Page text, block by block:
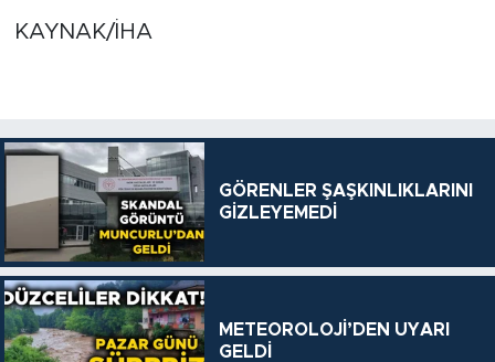
KAYNAK/İHA
GÖRENLER ŞAŞKINLIKLARINI
GİZLEYEMEDİ
METEOROLOJİ’DEN UYARI
GELDİ